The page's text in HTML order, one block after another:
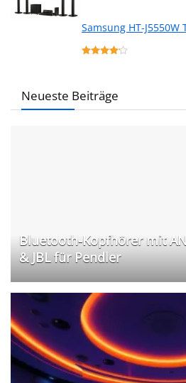
Samsung HT-J5550W
Neueste Beiträge
Bluetooth-Kopfhörer mit
& JBL für Pendler